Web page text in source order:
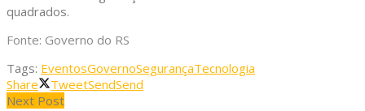
quadrados.
Fonte: Governo do RS
Tags: EventosGovernoSegurançaTecnologia
Share
TweetSendSend
Next Post